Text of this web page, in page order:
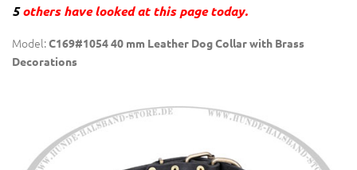
5others have looked at this page today.
Model:C169#1054 40 mm Leather Dog Collar with Brass
Decorations